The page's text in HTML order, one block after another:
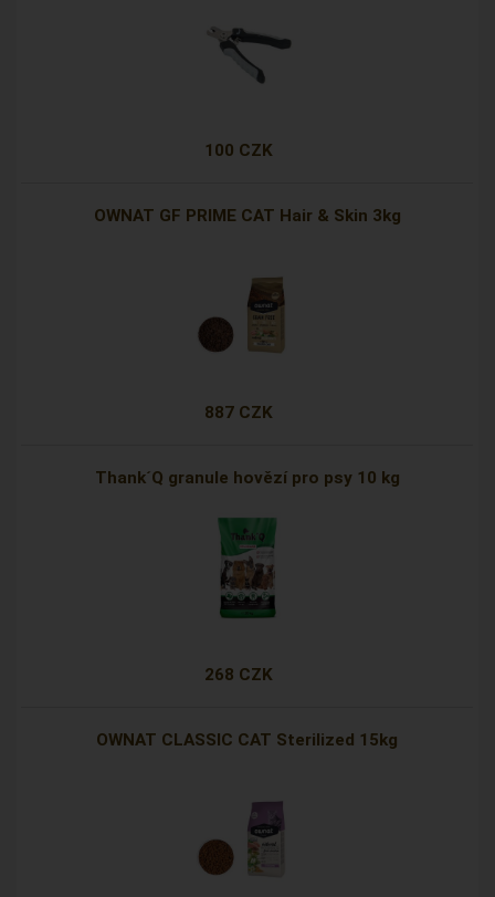
100 CZK
OWNAT GF PRIME CAT Hair & Skin 3kg
887 CZK
Thank´Q granule hovězí pro psy 10 kg
268 CZK
OWNAT CLASSIC CAT Sterilized 15kg